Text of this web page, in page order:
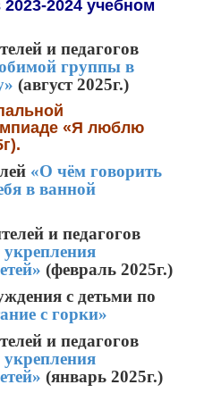
2024 учебном
и педагогов
группы в
(август 2025г.)
«Я люблю
«О чём говорить
в ванной
и педагогов
(февраль 2025г.)
с детьми по
с горки»
и педагогов
(январь 2025г.)